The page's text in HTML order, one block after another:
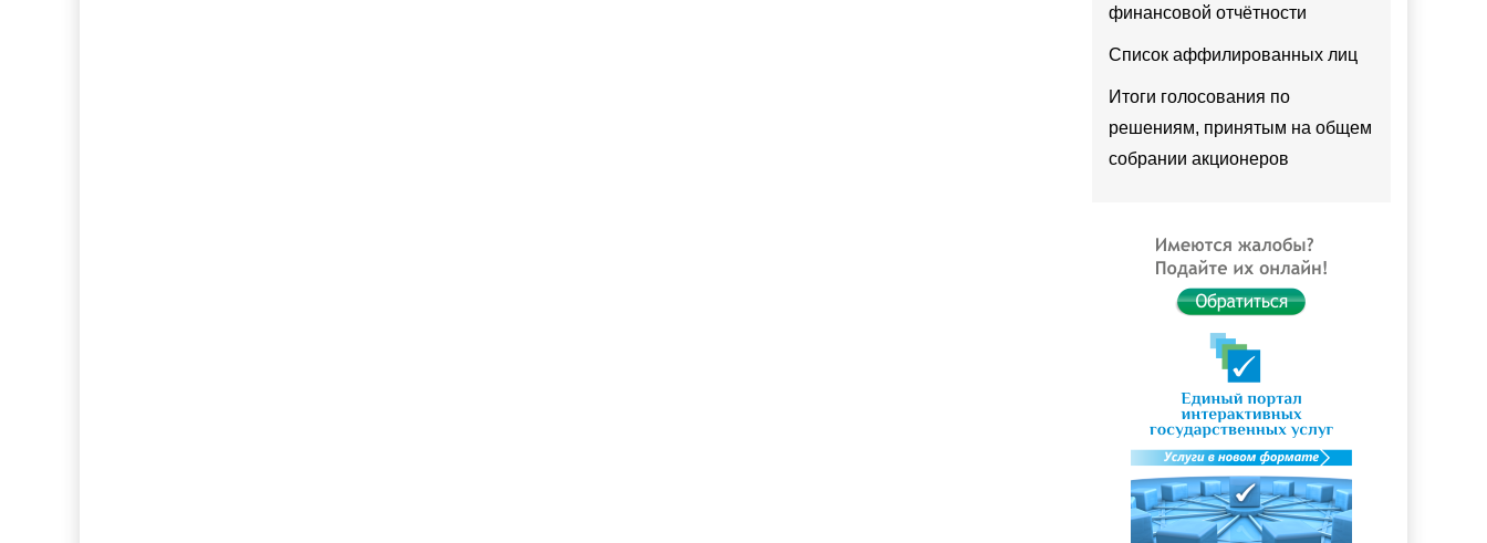
финансовой отчётности
Список аффилированных лиц
Итоги голосования по
решениям, принятым на общем
собрании акционеров